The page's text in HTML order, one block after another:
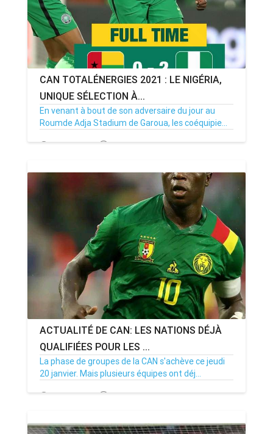
CAN TOTALÉNERGIES 2021 : LE NIGÉRIA,
UNIQUE SÉLECTION À...
En venant à bout de son adversaire du jour au
Roumde Adja Stadium de Garoua, les coéquipie...
19/01/22 Par MenouActu 2
ACTUALITÉ DE CAN: LES NATIONS DÉJÀ
QUALIFIÉES POUR LES ...
La phase de groupes de la CAN s'achève ce jeudi
20 janvier. Mais plusieurs équipes ont déj...
19/01/22 Par MenouActu 1